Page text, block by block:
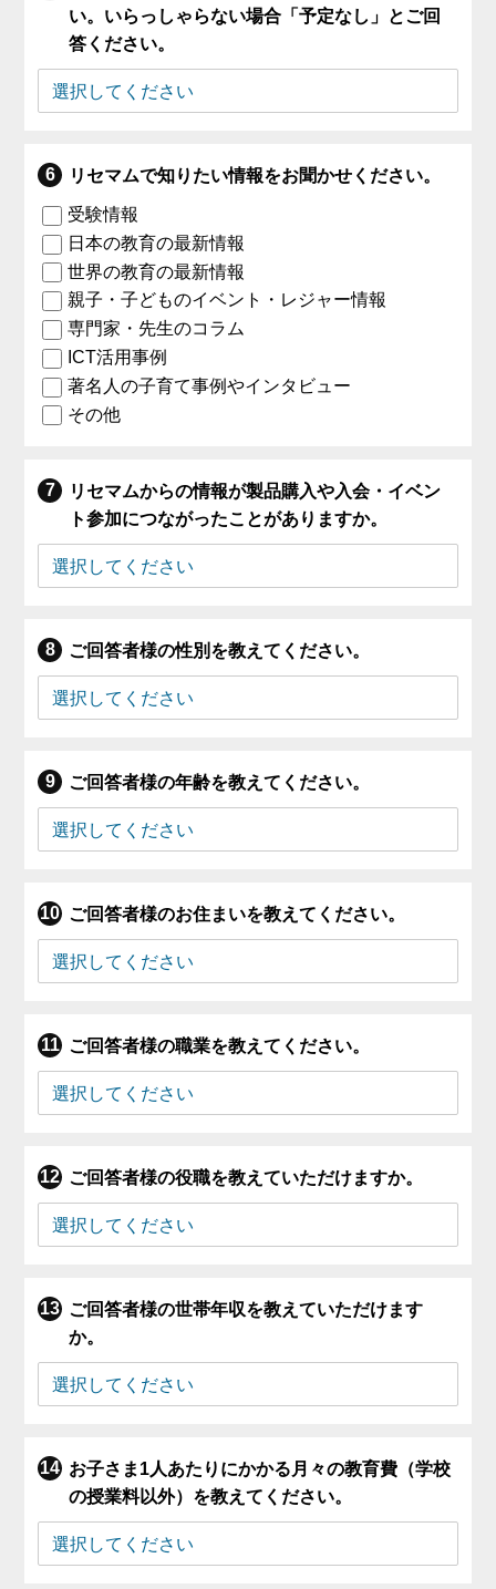
い。いらっしゃらない場合「予定なし」とご回
答ください。
リセマムで知りたい情報をお聞かせください。
受験情報
日本の教育の最新情報
世界の教育の最新情報
親子・子どものイベント・レジャー情報
専門家・先生のコラム
ICT活用事例
著名人の子育て事例やインタビュー
その他
リセマムからの情報が製品購入や入会・イベン
ト参加につながったことがありますか。
ご回答者様の性別を教えてください。
ご回答者様の年齢を教えてください。
ご回答者様のお住まいを教えてください。
ご回答者様の職業を教えてください。
ご回答者様の役職を教えていただけますか。
ご回答者様の世帯年収を教えていただけます
か。
お子さま1人あたりにかかる月々の教育費（学校
の授業料以外）を教えてください。